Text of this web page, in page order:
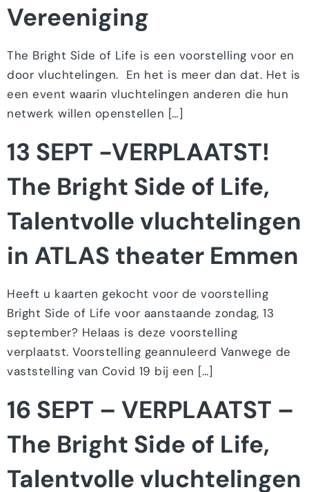
Vereeniging
The Bright Side of Life is een voorstelling voor en
door vluchtelingen. En het is meer dan dat. Het is
een event waarin vluchtelingen anderen die hun
netwerk willen openstellen […]
13 SEPT -VERPLAATST!
The Bright Side of Life,
Talentvolle vluchtelingen
in ATLAS theater Emmen
Heeft u kaarten gekocht voor de voorstelling
Bright Side of Life voor aanstaande zondag, 13
september? Helaas is deze voorstelling
verplaatst. Voorstelling geannuleerd Vanwege de
vaststelling van Covid 19 bij een […]
16 SEPT – VERPLAATST –
The Bright Side of Life,
Talentvolle vluchtelingen